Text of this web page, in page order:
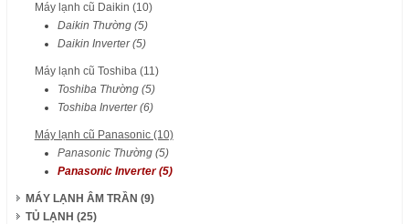
Máy lạnh cũ Daikin (10)
Daikin Thường (5)
Daikin Inverter (5)
Máy lạnh cũ Toshiba (11)
Toshiba Thường (5)
Toshiba Inverter (6)
Máy lạnh cũ Panasonic (10)
Panasonic Thường (5)
Panasonic Inverter (5)
MÁY LẠNH ÂM TRẦN (9)
TỦ LẠNH (25)